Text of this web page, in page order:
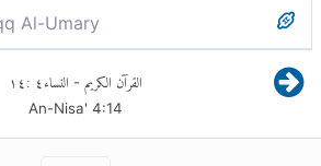
Al-Umary
रसूल की अवज्ञा तथा उसकी सीमाओं का
प्रवेश देगा। जिसमें वह सदावासी होगा और
यातना है।
القرآن الكريم - النساء٤ :١٤
An-Nisa' 4:14